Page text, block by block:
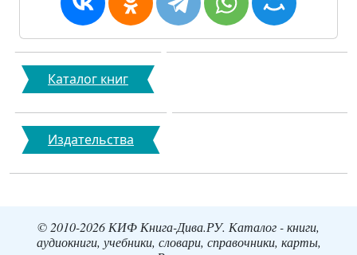
Каталог книг
Издательства
© 2010-2026 КИФ Книга-Дива.РУ. Каталог - книги,
аудиокниги, учебники, словари, справочники, карты,